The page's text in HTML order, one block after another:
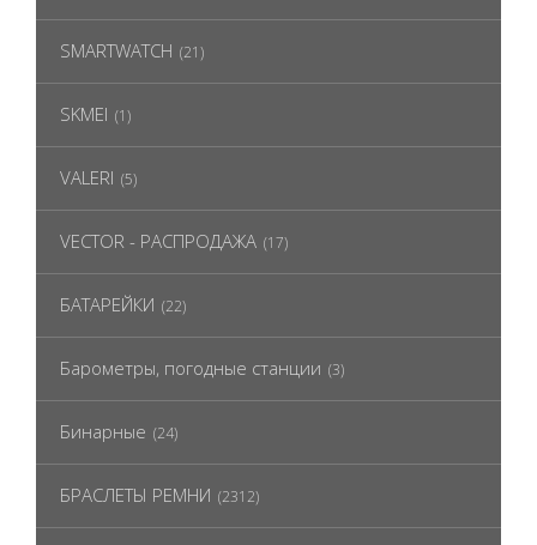
SMARTWATCH (21)
SKMEI (1)
VALERI (5)
VECTOR - РАСПРОДАЖА (17)
БАТАРЕЙКИ (22)
Барометры, погодные станции (3)
Бинарные (24)
БРАСЛЕТЫ РЕМНИ (2312)